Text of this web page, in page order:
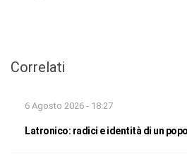
Correlati
6 Agosto 2026 - 18:27
Latronico: radici e identità di un